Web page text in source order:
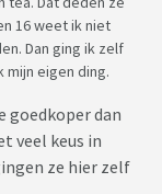
16 weet ik niet
Dan ging ik zelf
mijn eigen ding.
goedkoper dan
veel keus in
ze hier zelf